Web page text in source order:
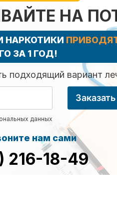
НА
НАРКОТИКИ
ЗА 1 ГОД!
вариант
данных
нам сами
216-18-49